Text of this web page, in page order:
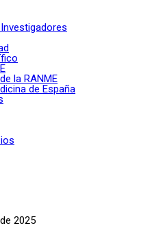
la RANME
de España
2025